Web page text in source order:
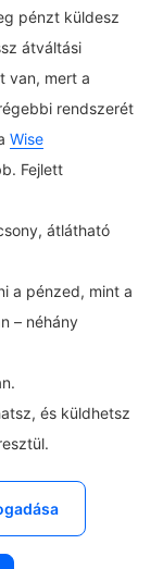
pénzt küldesz
átváltási
van, mert a
rendszerét
Wise
Fejlett
átlátható
a pénzed, mint a
– néhány
és küldhetsz